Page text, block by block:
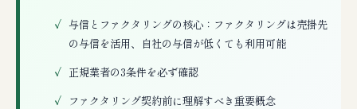
与信とファクタリングの核心：ファクタリングは売掛先
の与信を活用、自社の与信が低くても利用可能
正規業者の3条件を必ず確認
ファクタリング契約前に理解すべき重要概念